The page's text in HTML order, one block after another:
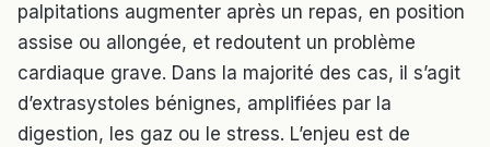
palpitations augmenter après un repas, en position
assise ou allongée, et redoutent un problème
cardiaque grave. Dans la majorité des cas, il s’agit
d’extrasystoles bénignes, amplifiées par la
digestion, les gaz ou le stress. L’enjeu est de